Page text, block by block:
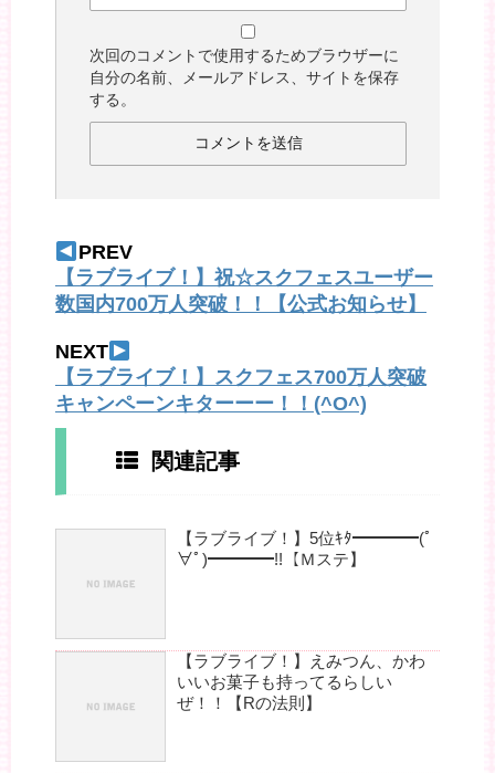
次回のコメントで使用するためブラウザーに
自分の名前、メールアドレス、サイトを保存
する。
PREV
【ラブライブ！】祝☆スクフェスユーザー
数国内700万人突破！！【公式お知らせ】
NEXT
【ラブライブ！】スクフェス700万人突破
キャンペーンキターーー！！(^O^)
関連記事
【ラブライブ！】5位ｷﾀ━━━━(ﾟ
∀ﾟ)━━━━!!【Ｍステ】
【ラブライブ！】えみつん、かわ
いいお菓子も持ってるらしい
ぜ！！【Rの法則】